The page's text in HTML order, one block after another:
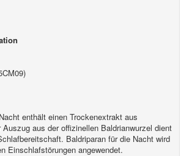
enthält einen Trockenextrakt aus
Auszug aus der offizinellen Baldrianwurzel dient
Baldriparan für die Nacht wird
Einschlafstörungen angewendet.